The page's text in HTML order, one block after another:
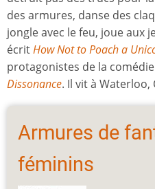
des armures, danse des
jongle avec le feu, joue aux
écritHow Not to Poach a
protagonistes de la
Dissonance. Il vit à Waterloo,
Armures de
féminins